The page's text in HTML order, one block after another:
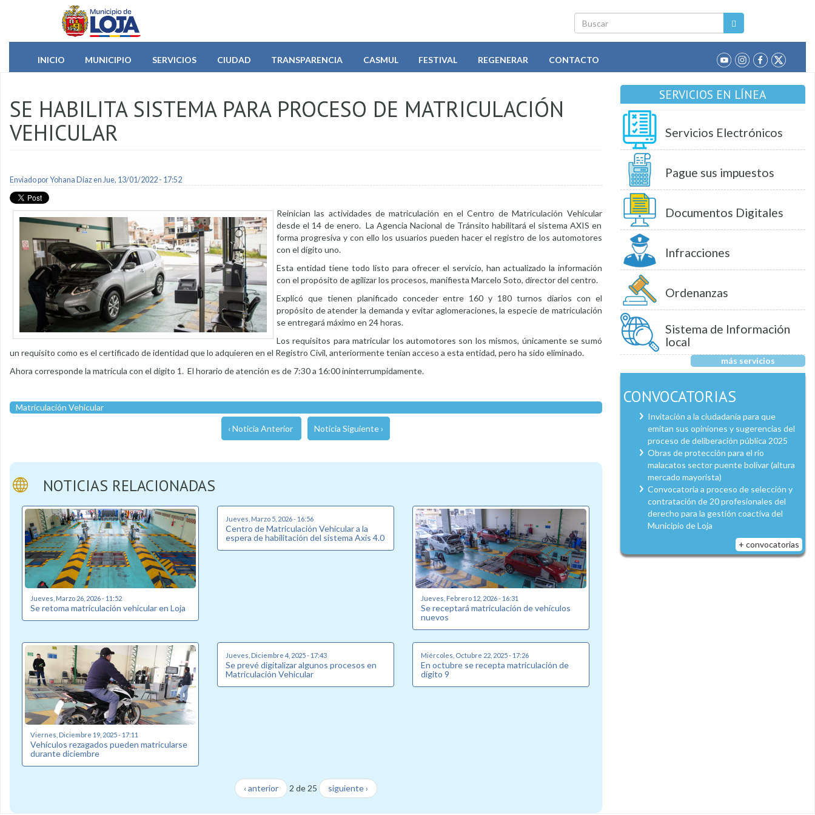
Pasar al contenido principal
Buscar
INICIO
MUNICIPIO SERVICIOS CIUDAD TRANSPARENCIA CASMUL FESTIVAL REGENERAR CONTACTO
SE HABILITA SISTEMA PARA PROCESO DE MATRICULACIÓN
VEHICULAR
Enviado porYohana Diazen Jue, 13/01/2022 - 17:52
Reinician las actividades de matriculación en el Centro de Matriculación Vehicular
desde el 14 de enero. La Agencia Nacional de Tránsito habilitará el sistema AXIS en
forma progresiva y con ello los usuarios pueden hacer el registro de los automotores
con el dígito uno.
Esta entidad tiene todo listo para ofrecer el servicio, han actualizado la información
con el propósito de agilizar los procesos, manifiesta Marcelo Soto, director del centro.
Explicó que tienen planificado conceder entre 160 y 180 turnos diarios con el
propósito de atender la demanda y evitar aglomeraciones, la especie de matriculación
se entregará máximo en 24 horas.
Los requisitos para matricular los automotores son los mismos, únicamente se sumó
un requisito como es el certificado de identidad que lo adquieren en el Registro Civil, anteriormente tenían acceso a esta entidad, pero ha sido eliminado.
Ahora corresponde la matrícula con el dígito 1. El horario de atención es de 7:30 a 16:00 ininterrumpidamente.
Matriculación Vehicular
‹ Noticia Anterior Noticia Siguiente ›
NOTICIAS RELACIONADAS
Jueves, Marzo 26, 2026 - 11:52
Se retoma matriculación vehicular en Loja
Jueves, Marzo 5, 2026 - 16:56
Centro de Matriculación Vehicular a la
espera de habilitación del sistema Axis 4.0
Jueves, Febrero 12, 2026 - 16:31
Se receptará matriculación de vehículos
nuevos
Viernes, Diciembre 19, 2025 - 17:11
Vehículos rezagados pueden matricularse
durante diciembre
Jueves, Diciembre 4, 2025 - 17:43
Se prevé digitalizar algunos procesos en
Matriculación Vehicular
Miércoles, Octubre 22, 2025 - 17:26
En octubre se recepta matriculación de
dígito 9
‹ anterior 2 de 25 siguiente ›
SERVICIOS EN LÍNEA
Servicios Electrónicos
Pague sus impuestos
Documentos Digitales
Infracciones
Ordenanzas
Sistema de Información
local
más servicios
CONVOCATORIAS
Invitación a la ciudadanía para que
emitan sus opiniones y sugerencias del
proceso de deliberación pública 2025
Obras de protección para el río
malacatos sector puente bolívar (altura
mercado mayorista)
Convocatoria a proceso de selección y
contratación de 20 profesionales del
derecho para la gestión coactiva del
Municipio de Loja
+ convocatorias